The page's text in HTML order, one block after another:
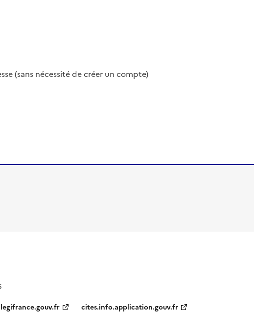
(sans nécessité de créer un compte)
legifrance.gouv.fr cites.info.application.gouv.fr